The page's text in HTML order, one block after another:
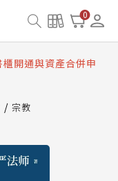
0
併與書櫃開通申請
題
櫃開通與資產合併申
併與書櫃開通申請
宗教